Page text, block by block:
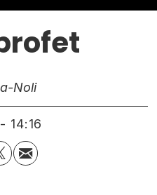
Noli
14:16